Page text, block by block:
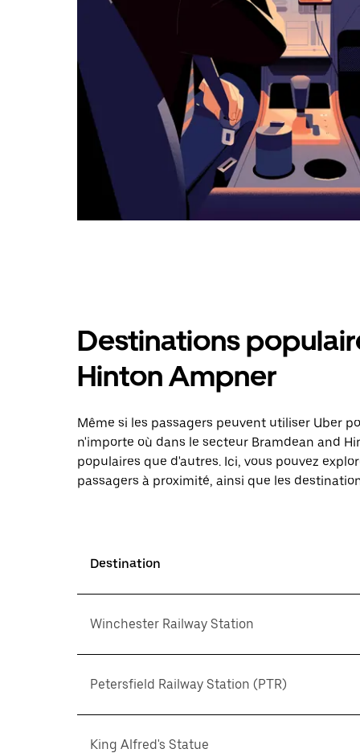
calendrier.
Destinations
Hinton Ampner
Même si les passagers peuvent utiliser Uber
n'importe où dans le secteur Bramdean and
populaires que d'autres. Ici, vous pouvez
passagers à proximité, ainsi que les
Destination
Winchester Railway Station
Petersfield Railway Station (PTR)
King Alfred's Statue